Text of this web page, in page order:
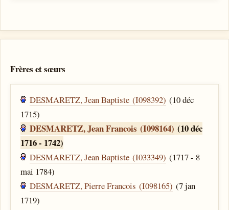
Frères et sœurs
DESMARETZ, Jean Baptiste (I098392) (10 déc
1715)
DESMARETZ, Jean Francois (I098164) (10 déc
1716 - 1742)
DESMARETZ, Jean Baptiste (I033349) (1717 - 8
mai 1784)
DESMARETZ, Pierre Francois (I098165) (7 jan
1719)